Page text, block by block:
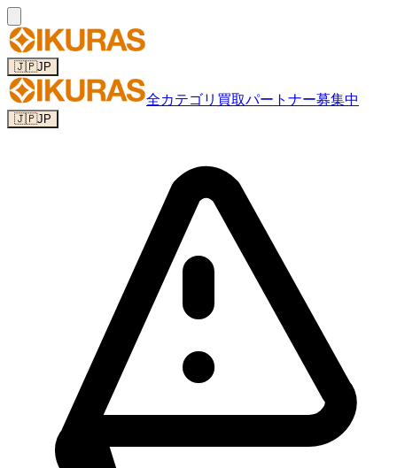
🇯🇵JP
全カテゴリ 買取パートナー募集中
🇯🇵JP